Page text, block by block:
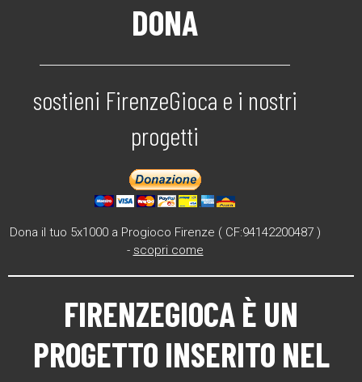
DONA
sostieni FirenzeGioca e i nostri
progetti
Dona il tuo 5x1000 a Progioco Firenze ( CF:94142200487 )
- scopri come
FIRENZEGIOCA È UN
PROGETTO INSERITO NEL